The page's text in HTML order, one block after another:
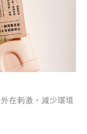
在刺激，減少環境